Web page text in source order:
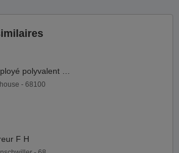
- 68100
F H